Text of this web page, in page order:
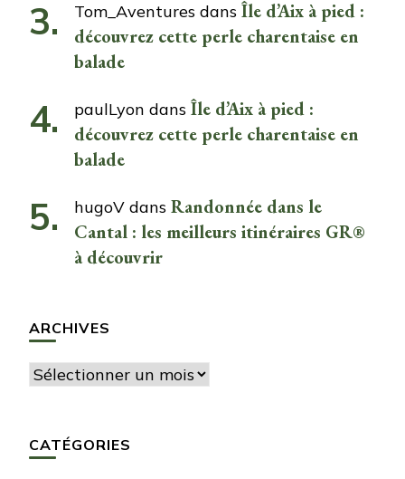
Tom_Aventures dans Île d’Aix à pied :
découvrez cette perle charentaise en
balade
paulLyon dans Île d’Aix à pied :
découvrez cette perle charentaise en
balade
hugoV dans Randonnée dans le
Cantal : les meilleurs itinéraires GR®
à découvrir
ARCHIVES
Archives
CATÉGORIES